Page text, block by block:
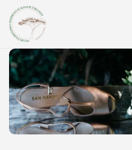
Skip to main content